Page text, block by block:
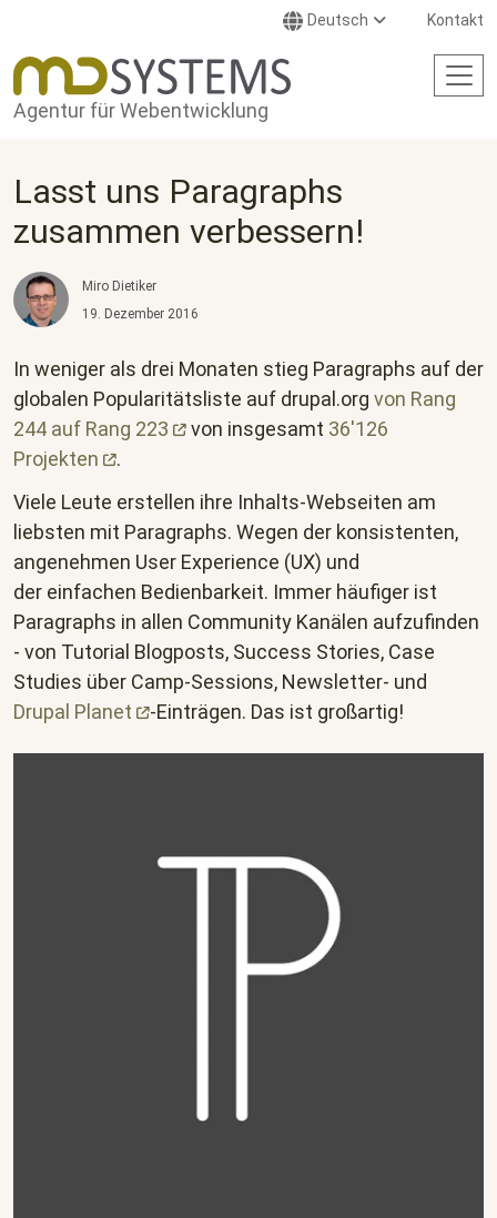
Deutsch Kontakt
Agentur für Webentwicklung
Lasst uns Paragraphs
zusammen verbessern!
19. Dezember 2016
Miro Dietiker
In weniger als drei Monaten stieg Paragraphs auf der
globalen Popularitätsliste auf drupal.org von Rang
244 auf Rang 223 von insgesamt 36'126
Projekten
.
Viele Leute erstellen ihre Inhalts-Webseiten am
liebsten mit Paragraphs. Wegen der konsistenten,
angenehmen User Experience (UX) und
der einfachen Bedienbarkeit. Immer häufiger ist
Paragraphs in allen Community Kanälen aufzufinden
- von Tutorial Blogposts, Success Stories, Case
Studies über Camp-Sessions, Newsletter- und
Drupal Planet -Einträgen. Das ist großartig!